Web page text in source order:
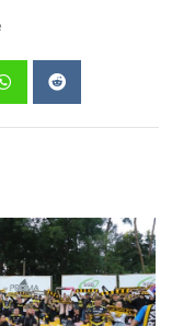
WhatsappReddit